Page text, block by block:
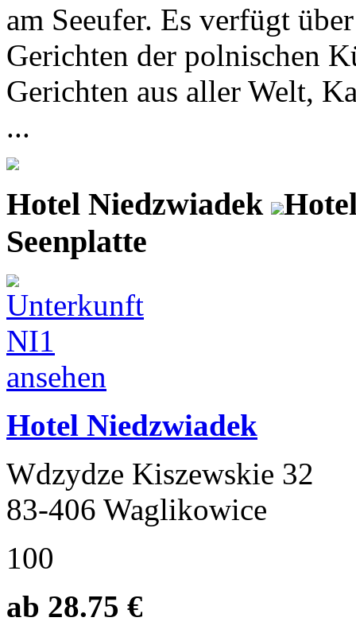
am Seeufer. Es verfügt
Gerichten der polnischen
Gerichten aus aller Welt,
...
Hotel Niedzwiadek
Seenplatte
Hotel Niedzwiadek
Wdzydze Kiszewskie 32
83-406 Waglikowice
100
ab 28.75 €